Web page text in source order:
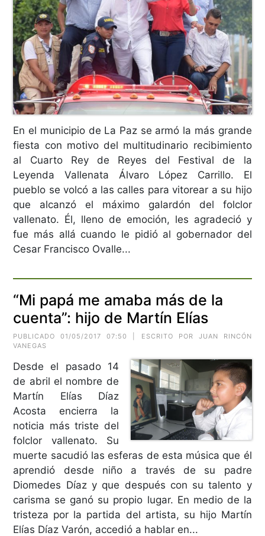
En el municipio de La Paz se armó la más grande
fiesta con motivo del multitudinario recibimiento
al Cuarto Rey de Reyes del Festival de la
Leyenda Vallenata Álvaro López Carrillo. El
pueblo se volcó a las calles para vitorear a su hijo
que alcanzó el máximo galardón del folclor
vallenato. Él, lleno de emoción, les agradeció y
fue más allá cuando le pidió al gobernador del
Cesar Francisco Ovalle...
“Mi papá me amaba más de la
cuenta”: hijo de Martín Elías
PUBLICADO 01/05/2017 07:50 | ESCRITO POR JUAN RINCÓN
VANEGAS
Desde el pasado 14
de abril el nombre de
Martín Elías Díaz
Acosta encierra la
noticia más triste del
folclor vallenato. Su
muerte sacudió las esferas de esta música que él
aprendió desde niño a través de su padre
Diomedes Díaz y que después con su talento y
carisma se ganó su propio lugar. En medio de la
tristeza por la partida del artista, su hijo Martín
Elías Díaz Varón, accedió a hablar en...